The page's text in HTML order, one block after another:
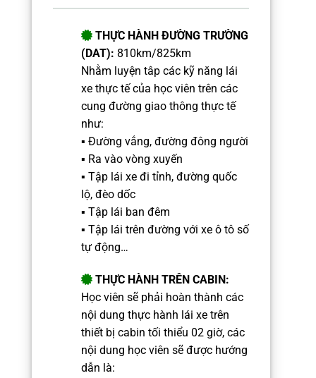
THỰC HÀNH ĐƯỜNG TRƯỜNG
(DAT): 810km/825km
Nhằm luyện tâp các kỹ năng lái
xe thực tế của học viên trên các
cung đường giao thông thực tế
như:
▪️ Đường vắng, đường đông người
▪️ Ra vào vòng xuyến
▪️ Tập lái xe đi tỉnh, đường quốc
lộ, đèo dốc
▪️ Tập lái ban đêm
▪️ Tập lái trên đường với xe ô tô số
tự động…
THỰC HÀNH TRÊN CABIN:
Học viên sẽ phải hoàn thành các
nội dung thực hành lái xe trên
thiết bị cabin tối thiểu 02 giờ, các
nội dung học viên sẽ được hướng
dẫn là: